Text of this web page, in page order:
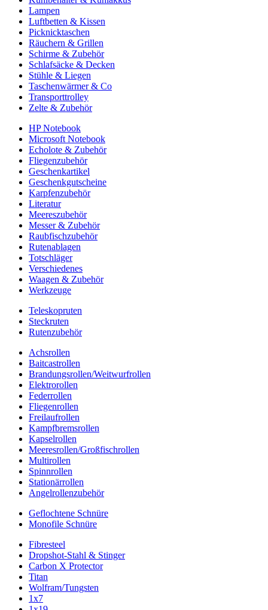
Lampen
Luftbetten & Kissen
Picknicktaschen
Räuchern & Grillen
Schirme & Zubehör
Schlafsäcke & Decken
Stühle & Liegen
Taschenwärmer & Co
Transporttrolley
Zelte & Zubehör
HP Notebook
Microsoft Notebook
Echolote & Zubehör
Fliegenzubehör
Geschenkartikel
Geschenkgutscheine
Karpfenzubehör
Literatur
Meereszubehör
Messer & Zubehör
Raubfischzubehör
Rutenablagen
Totschläger
Verschiedenes
Waagen & Zubehör
Werkzeuge
Teleskopruten
Steckruten
Rutenzubehör
Achsrollen
Baitcastrollen
Brandungsrollen/Weitwurfrollen
Elektrorollen
Federrollen
Fliegenrollen
Freilaufrollen
Kampfbremsrollen
Kapselrollen
Meeresrollen/Großfischrollen
Multirollen
Spinnrollen
Stationärrollen
Angelrollenzubehör
Geflochtene Schnüre
Monofile Schnüre
Fibresteel
Dropshot-Stahl & Stinger
Carbon X Protector
Titan
Wolfram/Tungsten
1x7